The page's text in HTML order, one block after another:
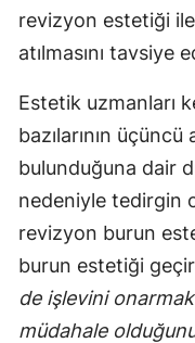
revizyon estetiği
atılmasını tavsiye
Estetik uzmanları
bazılarının
bulunduğuna dair
nedeniyle tedirgin
revizyon burun
burun estetiği
de işlevini
müdahale